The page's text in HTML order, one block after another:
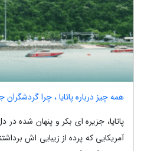
همه چیز درباره پاتایا ، چرا
پاتایا، جزیره ای بکر و پنهان شده در
آمریکایی که پرده از زیبایی اش